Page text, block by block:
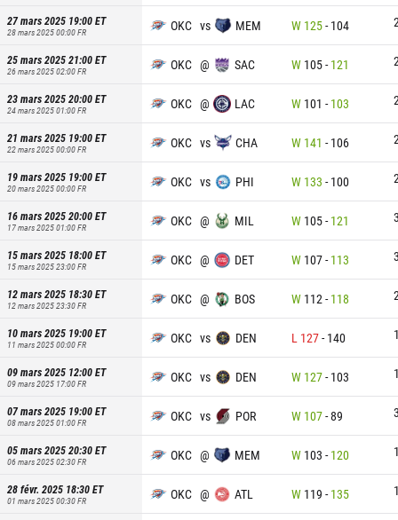
27 mars 2025 19:00ET
28 mars 2025 00:00FR OKC vs MEM W 125- 104
25 mars 2025 21:00ET
26 mars 2025 02:00FR OKC @ SAC W 105- 121
23 mars 2025 20:00ET
24 mars 2025 01:00FR OKC @ LAC W 101 - 103
21 mars 2025 19:00ET
22 mars 2025 00:00FR OKC vs CHA W 141 - 106
19 mars 2025 19:00ET
20 mars 2025 00:00FR OKC vs PHI W 133 - 100
16 mars 2025 20:00ET
17 mars 2025 01:00FR OKC @ MIL W 105- 121
15 mars 2025 18:00ET
15 mars 2025 23:00FR OKC @ DET W 107- 113
12 mars 2025 18:30ET
12 mars 2025 23:30FR OKC @ BOS W 112 - 118
10 mars 2025 19:00ET
11 mars 2025 00:00FR OKC vs DEN L 127- 140
09 mars 2025 12:00ET
09 mars 2025 17:00FR OKC vs DEN W 127- 103
07 mars 2025 19:00ET
08 mars 2025 01:00FR OKC vs POR W 107-89
05 mars 2025 20:30ET
06 mars 2025 02:30FR OKC @ MEM W 103 - 120
28 févr. 2025 18:30ET
01 mars 2025 00:30FR OKC @ ATL W 119 - 135